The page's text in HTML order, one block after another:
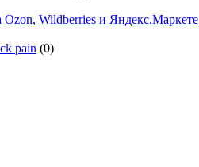
Wildberries и Яндекс.Маркете
pain (0)